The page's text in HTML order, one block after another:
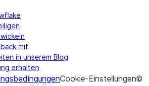
mit
in unserem Blog
erhalten
Cookie-Einstellungen©